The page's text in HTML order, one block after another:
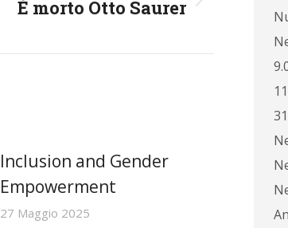
È morto Otto Saurer
Inclusion and Gender
Empowerment
27 Maggio 2025